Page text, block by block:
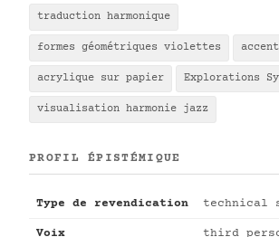
traduction harmonique
formes géométriques violettes
acrylique sur papier Explorations
visualisation harmonie jazz
PROFIL ÉPISTÉMIQUE
Type de revendication technical
Voix third